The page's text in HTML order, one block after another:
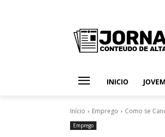
INICIO
Início Emprego Como se
Emprego